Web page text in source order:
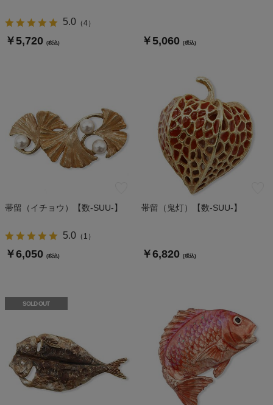
5.0（4）
￥5,720 (税込) ￥5,060 (税込)
帯留（イチョウ）【数-SUU-】
5.0（ 1 ）
￥6,050 (税込)
帯留（鬼灯）【数-SUU-】
￥6,820 (税込)
SOLD OUT